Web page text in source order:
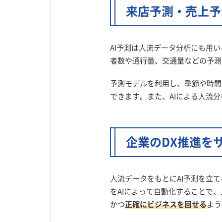
来店予測・売上
AI予測は人流データ分析にも用
者数や通行量、交通量などの予
予測モデルを利用し、季節や時
できます。また、AIによる人流
企業のDX推進を
人流データをもとにAI予測を立
をAIによって自動化することで
かつ正確にビジネスを回せるよ